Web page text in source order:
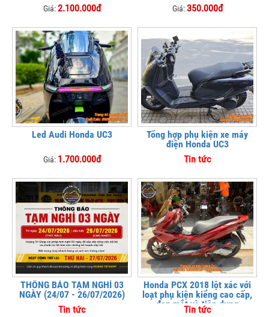
Giá:2.100.000đ Giá:350.000đ
Led Audi Honda UC3
Giá: 1.700.000đ
Tổng hợp phụ kiện xe máy
điện Honda UC3
Tin tức
THÔNG BÁO TẠM NGHỈ 03
NGÀY (24/07 - 26/07/2026)
Tin tức
Honda PCX 2018 lột xác với
loạt phụ kiện kiểng cao cấp,
đẹp mắt và tiện dụng
Tin tức